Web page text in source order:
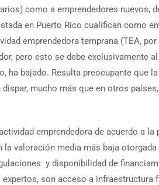
como a emprendedores
en Puerto Rico cualifican como
emprendedora temprana (TEA,
pero esto se debe exclusivamente
ha bajado. Resulta preocupante que
mucho más que en otros
emprendedora de acuerdo a
valoración media más baja
y disponibilidad de
son acceso a